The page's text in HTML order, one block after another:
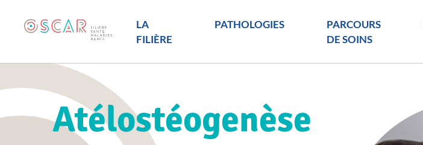
LA
FILIÈRE
PATHOLOGIES
PARCOURS
DE SOINS
Atélostéogenèse